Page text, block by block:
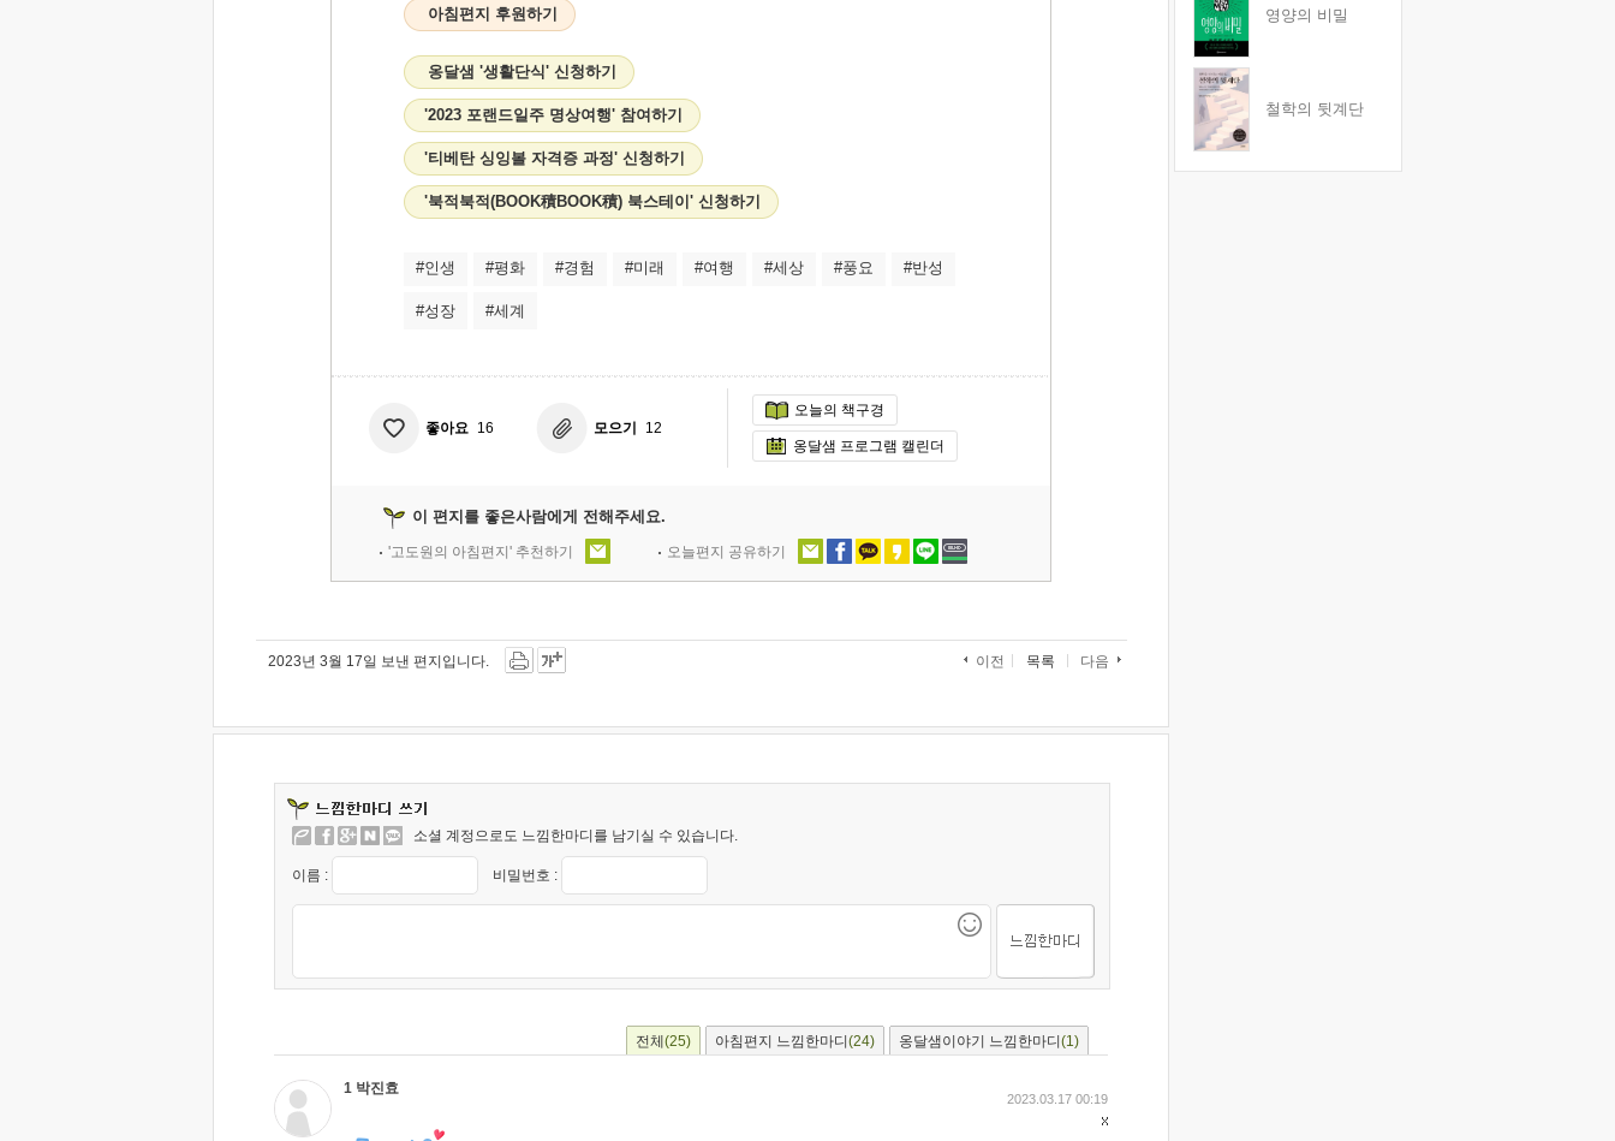
아침편지 후원하기
옹달샘 '생활단식' 신청하기
'2023 포랜드일주 명상여행' 참여하기
'티베탄 싱잉볼 자격증 과정' 신청하기
'북적북적(BOOK積BOOK積) 북스테이' 신청하기
#인생 #평화 #경험 #미래 #여행 #세상 #풍요 #반성
#성장 #세계
좋아요 16 모으기 12
오늘의 책구경
옹달샘 프로그램 캘린더
이 편지를 좋은사람에게 전해주세요.
'고도원의 아침편지' 추천하기 오늘편지 공유하기
2023년 3월 17일 보낸 편지입니다. 이전 목록 다음
소셜 계정으로도 느낌한마디를 남기실 수 있습니다.
이름 : 비밀번호 :
전체 (25) 아침편지 느낌한마디 (24) 옹달샘이야기 느낌한마디 (1)
1 박진효
2023.03.17 00:19
영양의 비밀
철학의 뒷계단